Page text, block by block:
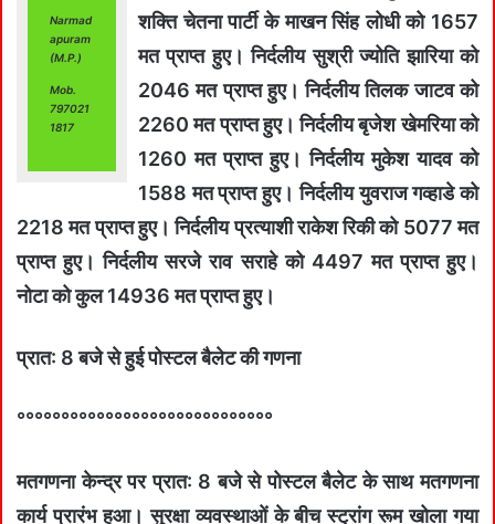
Narmad
apuram
(M.P.)
Mob.
797021
1817
शक्ति चेतना पार्टी के माखन सिंह लोधी को 1657
मत प्राप्‍त हुए। निर्दलीय सुश्री ज्‍योति झारिया को
2046 मत प्राप्‍त हुए। निर्दलीय तिलक जाटव को
2260 मत प्राप्‍त हुए। निर्दलीय बृजेश खेमरिया को
1260 मत प्राप्‍त हुए। निर्दलीय मुकेश यादव को
1588 मत प्राप्‍त हुए। निर्दलीय युवराज गव्‍हाडे को
2218 मत प्राप्‍त हुए। निर्दलीय प्रत्‍याशी राकेश रिकी को 5077 मत
प्राप्‍त हुए। निर्दलीय सरजे राव सराहे को 4497 मत प्राप्‍त हुए।
नोटा को कुल 14936 मत प्राप्‍त हुए।
प्रात: 8 बजे से हुई पोस्‍टल बैलेट की गणना
°°°°°°°°°°°°°°°°°°°°°°°°°°°°°
मतगणना केन्‍द्र पर प्रात: 8 बजे से पोस्‍टल बैलेट के साथ मतगणना
कार्य प्रारंभ हुआ। सुरक्षा व्‍यवस्‍थाओं के बीच स्‍ट्रांग रूम खोला गया